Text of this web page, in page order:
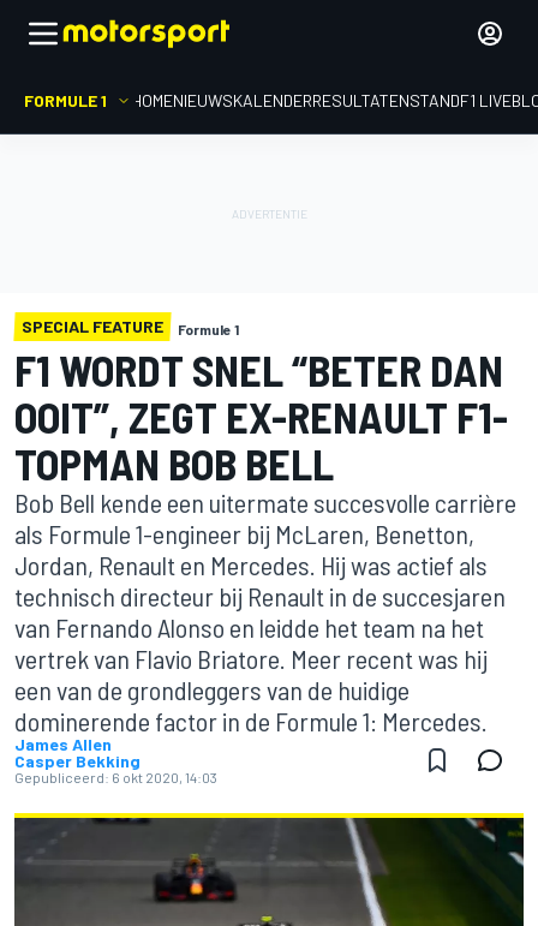
FORMULE 1 HOMENIEUWSKALENDERRESULTATENSTANDF1
SPECIAL FEATURE Formule 1
F1 WORDT SNEL “BETER DAN
OOIT”, ZEGT EX-RENAULT F1-
TOPMAN BOB BELL
Bob Bell kende een uitermate succesvolle carrière
als Formule 1-engineer bij McLaren, Benetton,
Jordan, Renault en Mercedes. Hij was actief als
technisch directeur bij Renault in de succesjaren
van Fernando Alonso en leidde het team na het
vertrek van Flavio Briatore. Meer recent was hij
een van de grondleggers van de huidige
dominerende factor in de Formule 1: Mercedes.
James Allen
Casper Bekking
Gepubliceerd: 6 okt 2020, 14:03